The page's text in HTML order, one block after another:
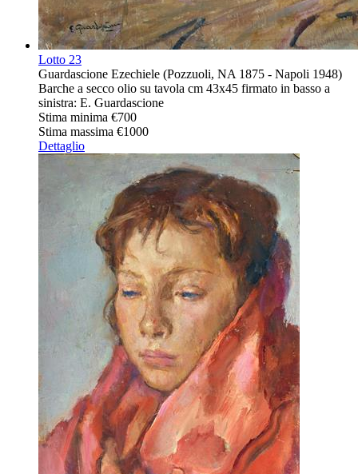
Lotto 23
Guardascione Ezechiele (Pozzuoli, NA 1875 - Napoli 1948)
Barche a secco olio su tavola cm 43x45 firmato in basso a
sinistra: E. Guardascione
Stima minima €700
Stima massima €1000
Dettaglio